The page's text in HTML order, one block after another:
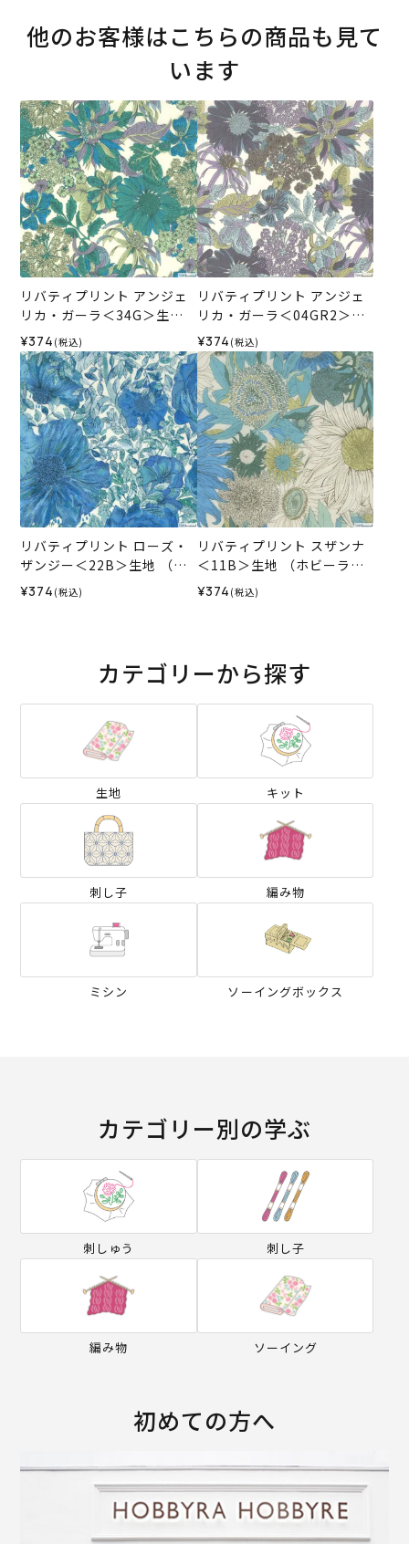
他のお客様はこちらの商品も見て
います
リバティプリント アンジェ
リカ・ガーラ＜34G＞生地
（ホビーラホビーレオリジ
ナル）2026SS
¥374 (税込)
リバティプリント アンジェ
リカ・ガーラ＜04GR2＞生
地 ★復刻色（ホビーラホビ
ーレオリジナル）2026SS
¥374 (税込)
リバティプリント ローズ・
ザンジー＜22B＞生地 （ホ
ビーラホビーレオリジナ
ル）2026SS
¥374 (税込)
リバティプリント スザンナ
＜11B＞生地 （ホビーラホ
ビーレオリジナル）2026SS
¥374 (税込)
カテゴリーから探す
生地 キット
刺し子 編み物
ミシン ソーイングボックス
カテゴリー別の学ぶ
刺しゅう 刺し子
編み物 ソーイング
初めての方へ